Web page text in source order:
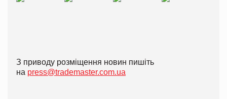
З приводу розміщення новин пишіть
на press@trademaster.com.ua